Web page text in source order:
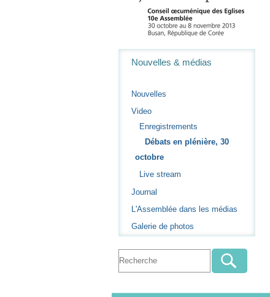
Nouvelles & médias
Nouvelles
Video
Enregistrements
Débats en plénière, 30
octobre
Live stream
Journal
L'Assemblée dans les médias
Galerie de photos